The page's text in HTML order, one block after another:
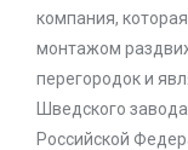
компания,
монтажом
перегородок и
Шведского
Российской